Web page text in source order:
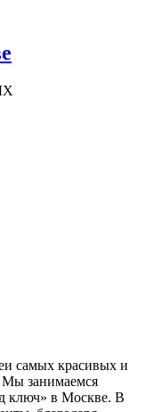
самых красивых и
Мы занимаемся
ключ» в Москве. В